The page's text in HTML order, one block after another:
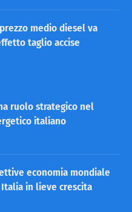
medio diesel va
taglio accise
ruolo strategico nel
italiano
economia mondiale
in lieve crescita